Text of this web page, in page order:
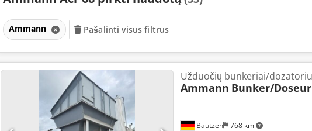
Ammann Pašalinti visus filtrus
Bautzen 768 km
Užduočių bunkeriai/
Ammann Bunker/Doseur